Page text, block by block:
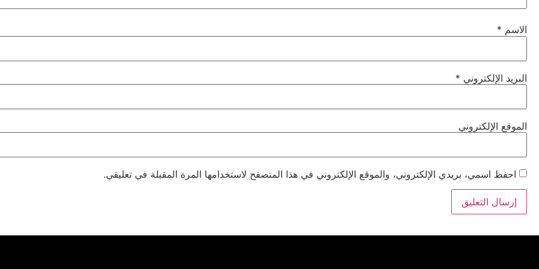
الاسم *
البريد الإلكتروني *
الموقع الإلكتروني
احفظ اسمي، بريدي الإلكتروني، والموقع الإلكتروني في هذا المتصفح لاستخدامها المرة المقبلة في تعليقي.